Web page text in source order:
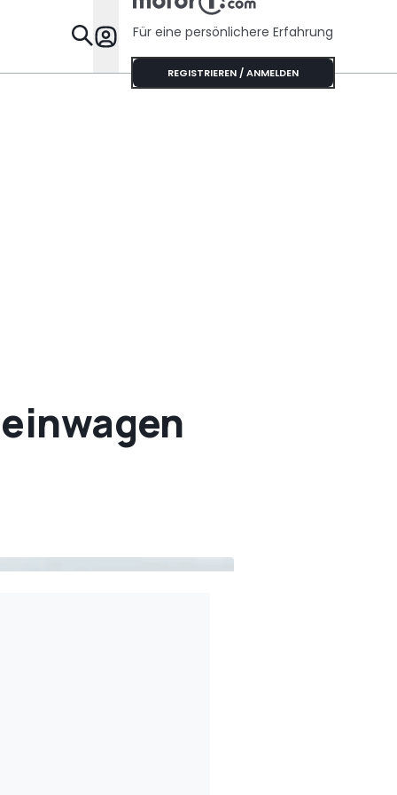
Specials
Für eine persönlichere Erfahrung
REGISTRIEREN / ANMELDEN